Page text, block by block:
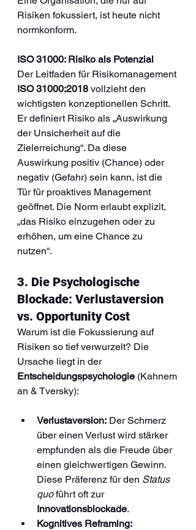
Risiken fokussiert, ist heute nicht
normkonform.
ISO 31000: Risiko als Potenzial
Der Leitfaden für Risikomanagement
ISO 31000:2018 vollzieht den
wichtigsten konzeptionellen Schritt.
Er definiert Risiko als „Auswirkung
der Unsicherheit auf die
Zielerreichung“. Da diese
Auswirkung positiv (Chance) oder
negativ (Gefahr) sein kann, ist die
Tür für proaktives Management
geöffnet. Die Norm erlaubt explizit,
„das Risiko einzugehen oder zu
erhöhen, um eine Chance zu
nutzen“.
3. Die Psychologische
Blockade: Verlustaversion
vs. Opportunity Cost
Warum ist die Fokussierung auf
Risiken so tief verwurzelt? Die
Ursache liegt in der
Entscheidungspsychologie (Kahnem
an & Tversky):
Verlustaversion: Der Schmerz
über einen Verlust wird stärker
empfunden als die Freude über
einen gleichwertigen Gewinn.
Diese Präferenz für den Status
quo führt oft zur
Innovationsblockade.
Kognitives Reframing: